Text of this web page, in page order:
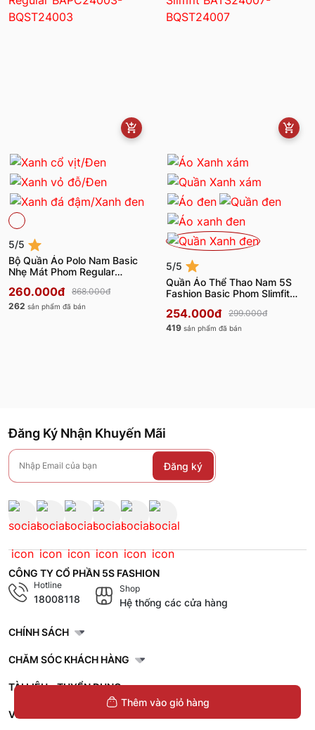
5/5
Bộ Quần Áo Polo Nam Basic
Nhẹ Mát Phom Regular
260.000đ
868.000đ
262 sản phẩm đã bán
5/5
Quần Áo Thể Thao Nam 5S
Fashion Basic Phom Slimfit
254.000đ
299.000đ
419 sản phẩm đã bán
Thêm vào giỏ hàng
Đăng Ký Nhận Khuyến Mãi
Đăng ký
CÔNG TY CỔ PHẦN 5S FASHION
Hotline
18008118
Shop
Hệ thống các cửa hàng
CHÍNH SÁCH
CHĂM SÓC KHÁCH HÀNG
TÀI LIỆU - TUYỂN DỤNG
VỀ 5S FASHION